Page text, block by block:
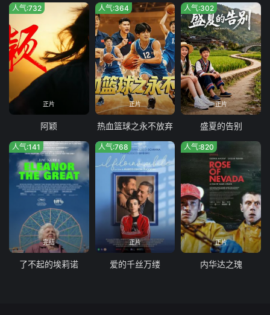
正片
人气:732
阿颖
正片
人气:364
热血篮球之永不放弃
正片
人气:302
盛夏的告别
完结
人气:141
了不起的埃莉诺
正片
人气:768
爱的千丝万缕
正片
人气:820
内华达之瑰